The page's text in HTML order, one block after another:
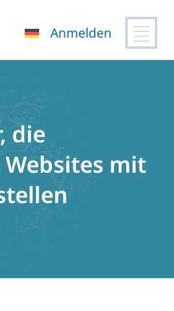
Anmelden
die
mit